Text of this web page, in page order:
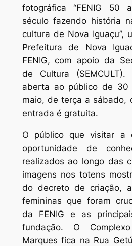
fotográfica “FENIG 50
século fazendo história
cultura de Nova Iguaçu”,
Prefeitura de Nova
FENIG, com apoio da
de Cultura
aberta ao público de
maio, de terça a sábado,
entrada é gratuita.
O público que visitar a
oportunidade de
realizados ao longo das
imagens nos totens
do decreto de criação,
femininas que foram
da FENIG e as
fundação. O
Marques fica na Rua